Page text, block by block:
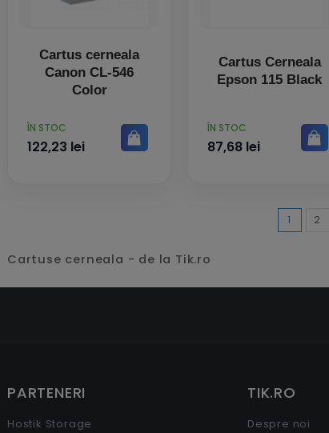
Cartus cerneala
Canon CL-546
Color
PRET
ÎN STOC
122,23 lei
Cartus Cerneala
Epson 115 Black
PRET
ÎN STOC
87,68 lei
1 2
Cartuse cerneala - de la Tik.ro
PARTENERI
Hostik Storage
TIK.RO
Despre noi